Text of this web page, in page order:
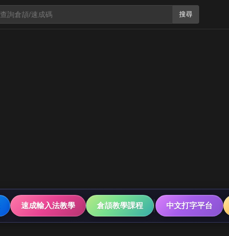
搜尋
速成輸入法教學 倉頡教學課程 中文打字平台